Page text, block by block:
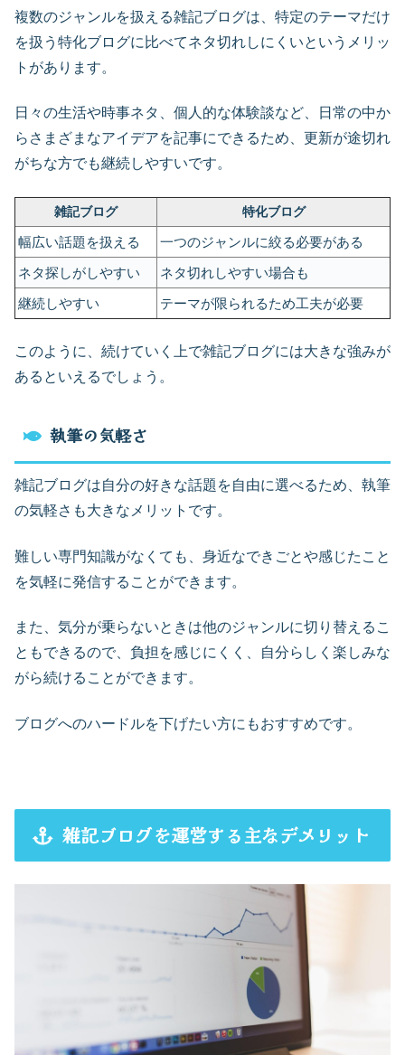
複数のジャンルを扱える雑記ブログは、特定のテーマだけ
を扱う特化ブログに比べてネタ切れしにくいというメリッ
トがあります。
日々の生活や時事ネタ、個人的な体験談など、日常の中か
らさまざまなアイデアを記事にできるため、更新が途切れ
がちな方でも継続しやすいです。
雑記ブログ 特化ブログ
幅広い話題を扱える
一つのジャンルに絞る必要がある
ネタ探しがしやすい
ネタ切れしやすい場合も
継続しやすい
テーマが限られるため工夫が必要
このように、続けていく上で雑記ブログには大きな強みが
あるといえるでしょう。
執筆の気軽さ
雑記ブログは自分の好きな話題を自由に選べるため、執筆
の気軽さも大きなメリットです。
難しい専門知識がなくても、身近なできごとや感じたこと
を気軽に発信することができます。
また、気分が乗らないときは他のジャンルに切り替えるこ
ともできるので、負担を感じにくく、自分らしく楽しみな
がら続けることができます。
ブログへのハードルを下げたい方にもおすすめです。
雑記ブログを運営する主なデメリット